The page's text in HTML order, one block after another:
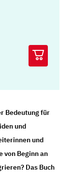
Bedeutung für
und
und
von Beginn an
Das Buch